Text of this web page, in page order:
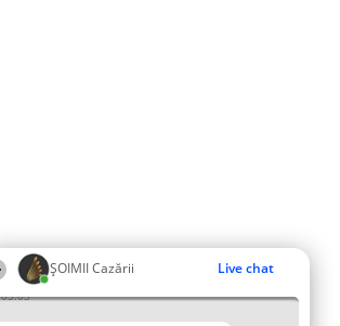
ȘOIMII Cazării Live chat
03:03